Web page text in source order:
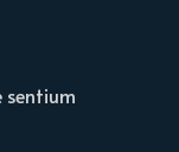
sentium